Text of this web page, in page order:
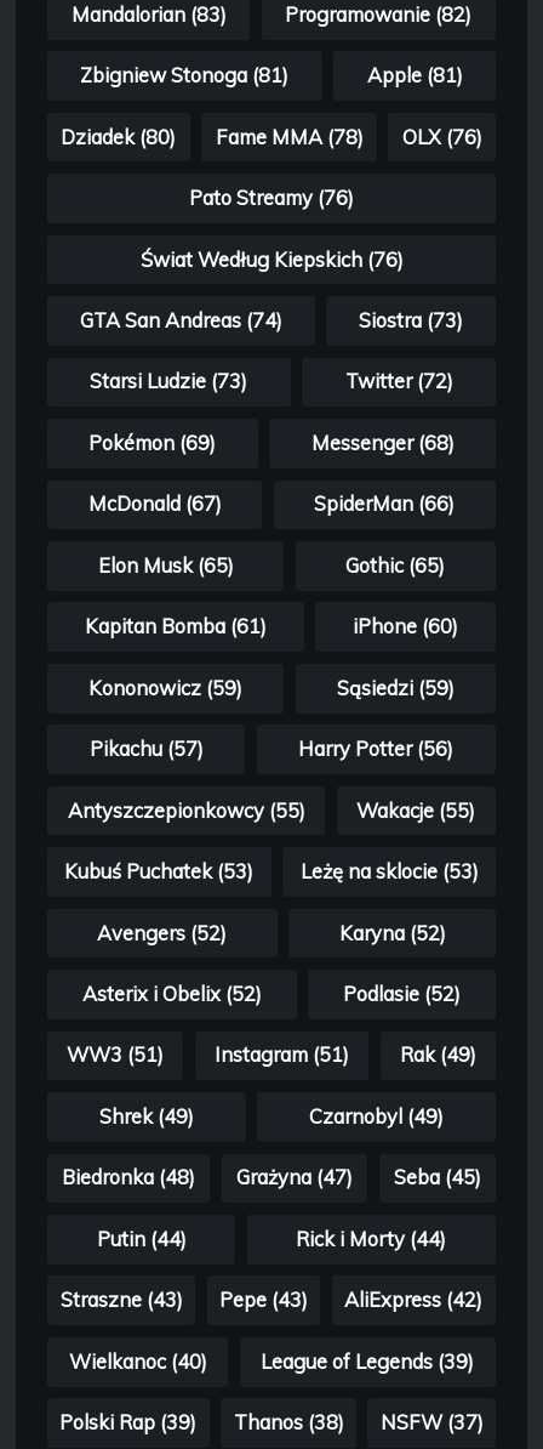
Mandalorian (83) Programowanie (82)
Zbigniew Stonoga (81) Apple (81)
Dziadek (80) Fame MMA (78) OLX (76)
Pato Streamy (76)
Świat Według Kiepskich (76)
GTA San Andreas (74) Siostra (73)
Starsi Ludzie (73) Twitter (72)
Pokémon (69) Messenger (68)
McDonald (67) SpiderMan (66)
Elon Musk (65) Gothic (65)
Kapitan Bomba (61) iPhone (60)
Kononowicz (59) Sąsiedzi (59)
Pikachu (57) Harry Potter (56)
Antyszczepionkowcy (55) Wakacje (55)
Kubuś Puchatek (53) Leżę na sklocie (53)
Avengers (52) Karyna (52)
Asterix i Obelix (52) Podlasie (52)
WW3 (51) Instagram (51) Rak (49)
Shrek (49) Czarnobyl (49)
Biedronka (48) Grażyna (47) Seba (45)
Putin (44) Rick i Morty (44)
Straszne (43) Pepe (43) AliExpress (42)
Wielkanoc (40) League of Legends (39)
Polski Rap (39) Thanos (38) NSFW (37)